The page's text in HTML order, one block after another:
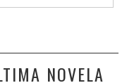
NOVELA